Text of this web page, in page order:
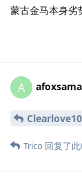
蒙古金马本身劣
A afoxsama
Trico 回复了